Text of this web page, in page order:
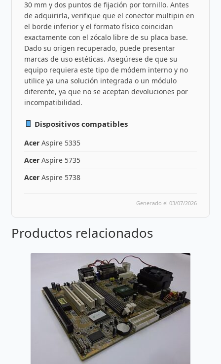
30 mm y dos puntos de fijación por tornillo. Antes
de adquirirla, verifique que el conector multipin en
el borde inferior y el formato físico coincidan
exactamente con el zócalo libre de su placa base.
Dado su origen recuperado, puede presentar
marcas de uso estéticas. Asegúrese de que su
equipo requiera este tipo de módem interno y no
utilice ya una solución integrada o un módulo
diferente, ya que no se aceptan devoluciones por
incompatibilidad.
Dispositivos compatibles
Acer Aspire 5335
Acer Aspire 5735
Acer Aspire 5738
Generado el 03/07/2026
Productos relacionados